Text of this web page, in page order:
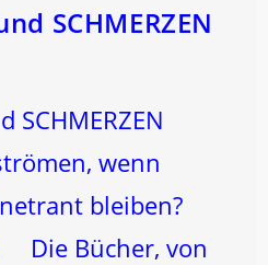
SCHMERZEN
SCHMERZEN
wenn
bleiben?
Die Bücher, von